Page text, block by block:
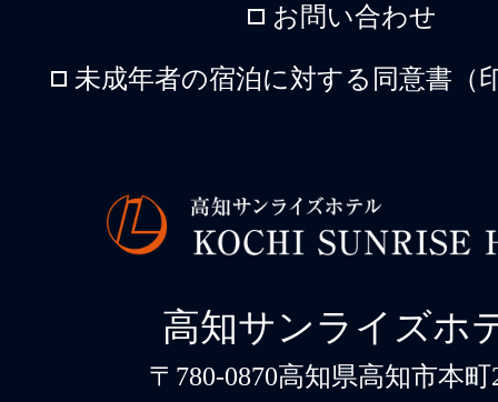
お問い合わせ
未成年者の宿泊に対する同意書（
高知サンライズホ
〒780-0870高知県高知市本町